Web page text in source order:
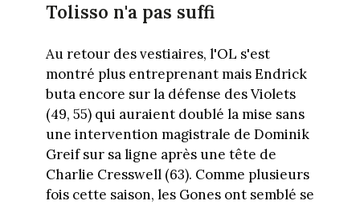
Tolisso n'a pas suffi
Au retour des vestiaires, l'OL s'est
montré plus entreprenant mais Endrick
buta encore sur la défense des Violets
(49, 55) qui auraient doublé la mise sans
une intervention magistrale de Dominik
Greif sur sa ligne après une tête de
Charlie Cresswell (63). Comme plusieurs
fois cette saison, les Gones ont semblé se